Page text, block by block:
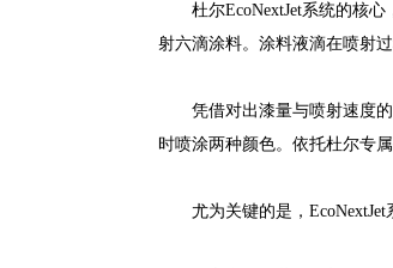
杜尔EcoNextJet系统的核
射六滴涂料。涂料液滴在喷射
凭借对出漆量与喷射速度
时喷涂两种颜色。依托杜尔专
尤为关键的是，